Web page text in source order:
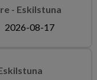
- Eskilstuna
2026-08-17